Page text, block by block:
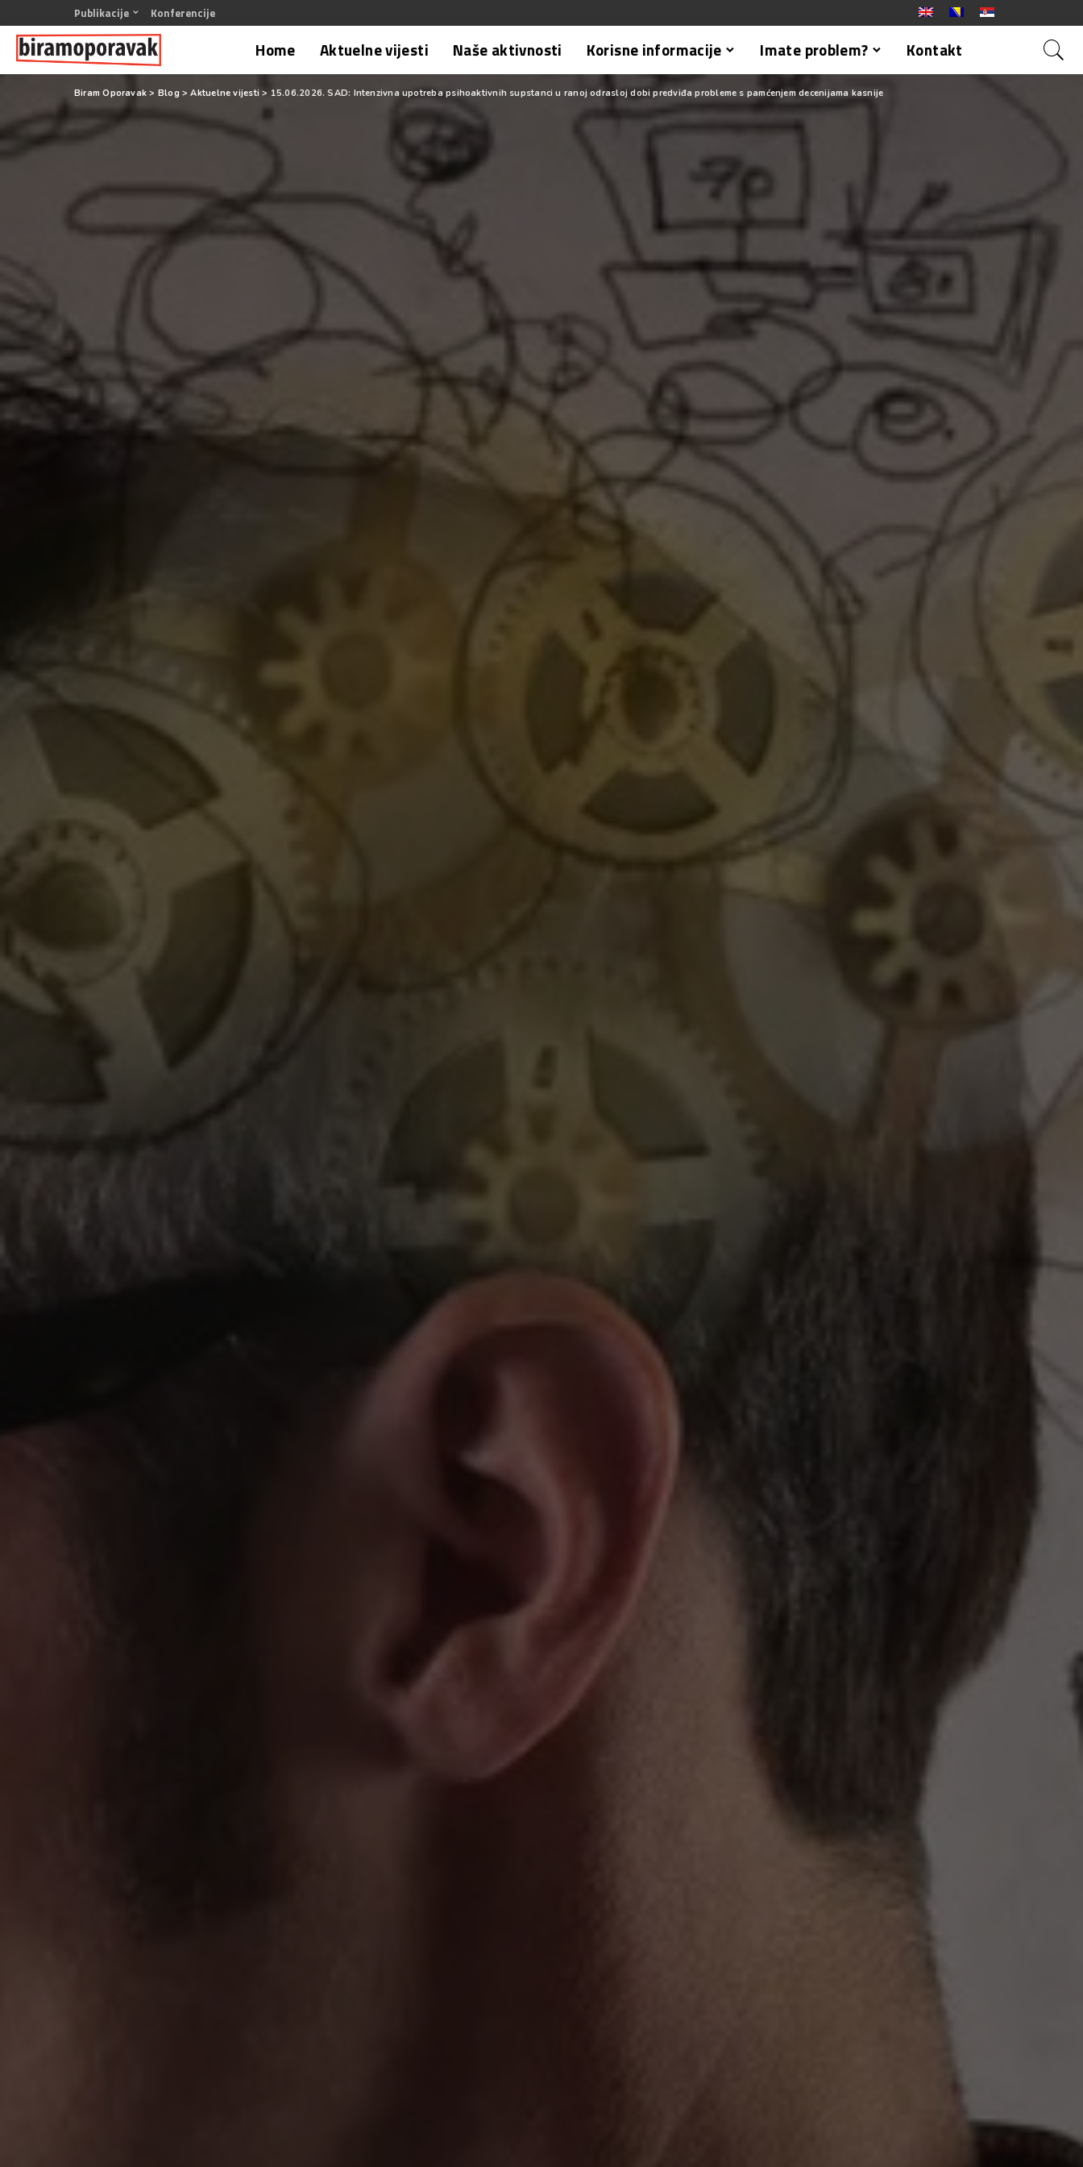
Publikacije Konferencije
Home Aktuelne vijesti Naše aktivnosti Korisne informacije Imate problem? Kontakt
Biram Oporavak > Blog >Aktuelne vijesti > 15.06.2026. SAD: Intenzivna upotreba psihoaktivnih supstanci u ranoj odrasloj dobi predviđa probleme s pamćenjem decenijama kasnije